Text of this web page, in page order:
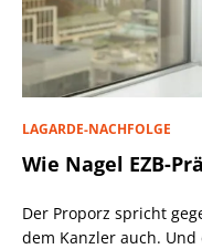
LAGARDE-NACHFOLGE
Wie Nagel EZB-
Der Proporz spricht
dem Kanzler auch.